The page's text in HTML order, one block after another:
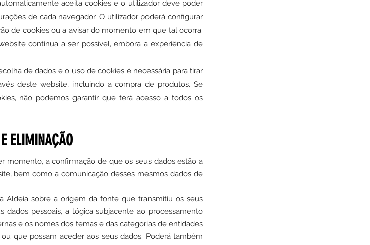
aceita cookies e o utilizador deve poder
de cada navegador. O utilizador poderá configurar
de cookies ou a avisar do momento em que tal ocorra.
continua a ser possível, embora a experiência de
de dados e o uso de cookies é necessária para tirar
deste website, incluindo a compra de produtos. Se
não podemos garantir que terá acesso a todos os
ELIMINAÇÃO
momento, a confirmação de que os seus dados estão a
bem como a comunicação desses mesmos dados de
Aldeia sobre a origem da fonte que transmitiu os seus
pessoais, a lógica subjacente ao processamento
e os nomes dos temas e das categorias de entidades
que possam aceder aos seus dados. Poderá também